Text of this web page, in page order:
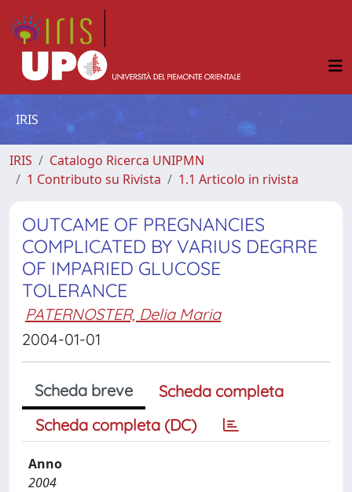
IRIS
IRIS
Catalogo Ricerca UNIPMN
1 Contributo su Rivista
1.1 Articolo in rivista
OUTCAME OF PREGNANCIES
COMPLICATED BY VARIUS DEGRRE
OF IMPARIED GLUCOSE
TOLERANCE
PATERNOSTER, Delia Maria
2004-01-01
Scheda breve
Scheda completa
Scheda completa (DC)
Anno
2004